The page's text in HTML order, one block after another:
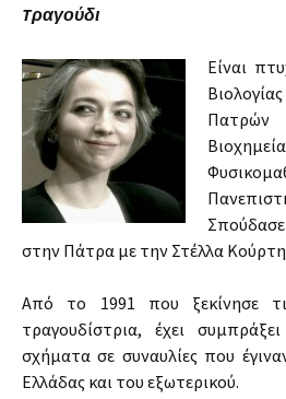
Tραγούδι
Είναι
στην Πάτρα με την Στέλλα
Από το 1991 που ξεκίνησε
τραγουδίστρια, έχει
σχήματα σε συναυλίες που
Ελλάδας και του εξωτερικού.